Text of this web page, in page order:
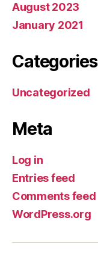
August 2023
January 2021
Categories
Uncategorized
Meta
Log in
Entries feed
Comments feed
WordPress.org